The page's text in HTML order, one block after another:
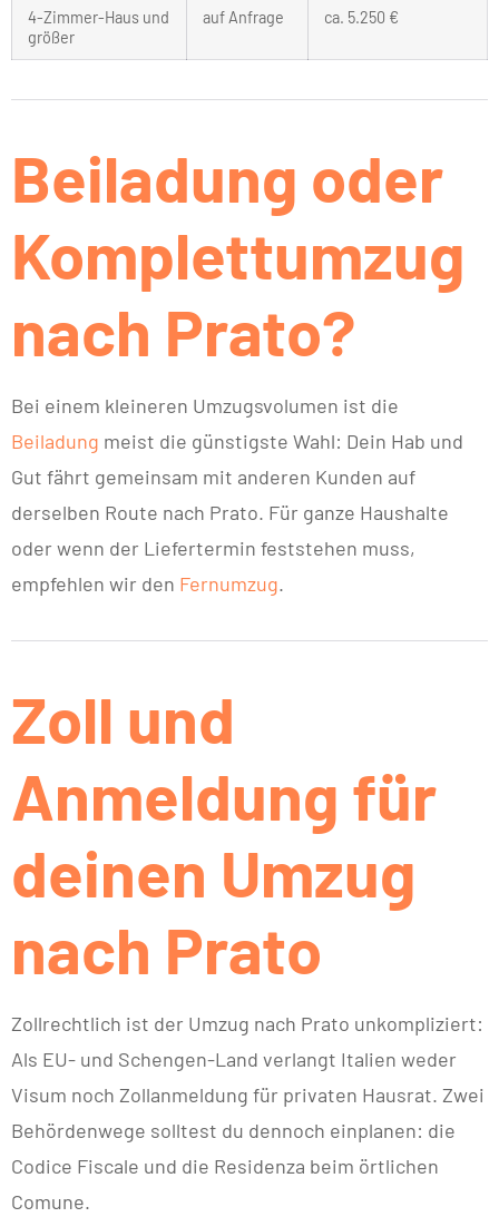
4-Zimmer-Haus und
größer
auf Anfrage ca. 5.250 €
Beiladung oder
Komplettumzug
nach Prato?
Bei einem kleineren Umzugsvolumen ist die
Beiladung meist die günstigste Wahl: Dein Hab und
Gut fährt gemeinsam mit anderen Kunden auf
derselben Route nach Prato. Für ganze Haushalte
oder wenn der Liefertermin feststehen muss,
empfehlen wir den Fernumzug.
Zoll und
Anmeldung für
deinen Umzug
nach Prato
Zollrechtlich ist der Umzug nach Prato unkompliziert:
Als EU- und Schengen-Land verlangt Italien weder
Visum noch Zollanmeldung für privaten Hausrat. Zwei
Behördenwege solltest du dennoch einplanen: die
Codice Fiscale und die Residenza beim örtlichen
Comune.